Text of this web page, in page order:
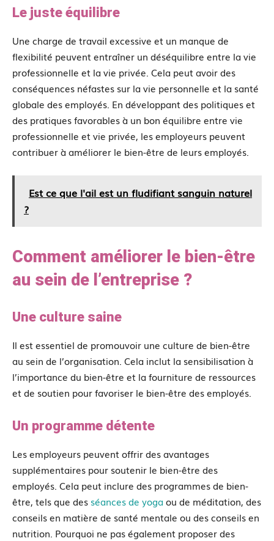
Le juste équilibre
Une charge de travail excessive et un manque de
flexibilité peuvent entraîner un déséquilibre entre la vie
professionnelle et la vie privée. Cela peut avoir des
conséquences néfastes sur la vie personnelle et la santé
globale des employés. En développant des politiques et
des pratiques favorables à un bon équilibre entre vie
professionnelle et vie privée, les employeurs peuvent
contribuer à améliorer le bien-être de leurs employés.
Est ce que l'ail est un fludifiant sanguin naturel
?
Comment améliorer le bien-être
au sein de l’entreprise ?
Une culture saine
Il est essentiel de promouvoir une culture de bien-être
au sein de l’organisation. Cela inclut la sensibilisation à
l’importance du bien-être et la fourniture de ressources
et de soutien pour favoriser le bien-être des employés.
Un programme détente
Les employeurs peuvent offrir des avantages
supplémentaires pour soutenir le bien-être des
employés. Cela peut inclure des programmes de bien-
être, tels que des séances de yoga ou de méditation, des
conseils en matière de santé mentale ou des conseils en
nutrition. Pourquoi ne pas également proposer des